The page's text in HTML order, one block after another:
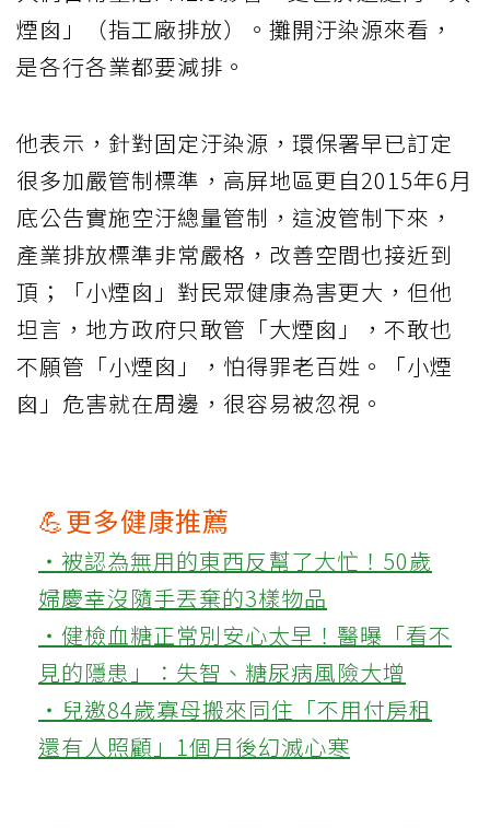
煙囪」（指工廠排放）。攤開汙染源來看，
是各行各業都要減排。
他表示，針對固定汙染源，環保署早已訂定
很多加嚴管制標準，高屏地區更自2015年6月
底公告實施空汙總量管制，這波管制下來，
產業排放標準非常嚴格，改善空間也接近到
頂；「小煙囪」對民眾健康為害更大，但他
坦言，地方政府只敢管「大煙囪」，不敢也
不願管「小煙囪」，怕得罪老百姓。「小煙
囪」危害就在周邊，很容易被忽視。
💪更多健康推薦
‧被認為無用的東西反幫了大忙！50歲
婦慶幸沒隨手丟棄的3樣物品
‧健檢血糖正常別安心太早！醫曝「看不
見的隱患」：失智、糖尿病風險大增
‧兒邀84歲寡母搬來同住「不用付房租
還有人照顧」1個月後幻滅心寒